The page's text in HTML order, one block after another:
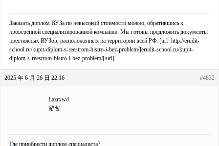
Заказать диплом ВУЗа по невысокой стоимости можно, обратившись к
проверенной специализированной компании. Мы готовы предложить документы
престижных ВУЗов, расположенных на территории всей РФ. [url=http://erudit-
school.ru/kupit-diplom-s-reestrom-bistro-i-bez-problem/]erudit-school.ru/kupit-
diplom-s-reestrom-bistro-i-bez-problem/[/url]
2025 年 6 月 26 日 22:16 #4832
Lazrxwd
游客
Где приобрести диплом специалиста?